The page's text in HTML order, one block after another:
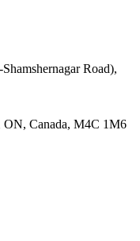
Road),
ON, Canada, M4C 1M6